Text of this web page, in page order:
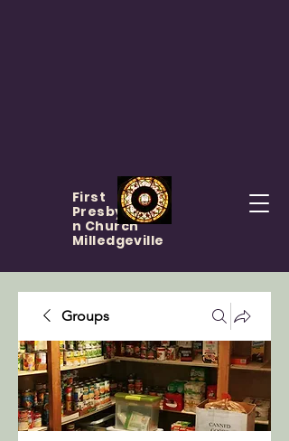
First
Presbyteria
n Church
Milledgeville
Groups